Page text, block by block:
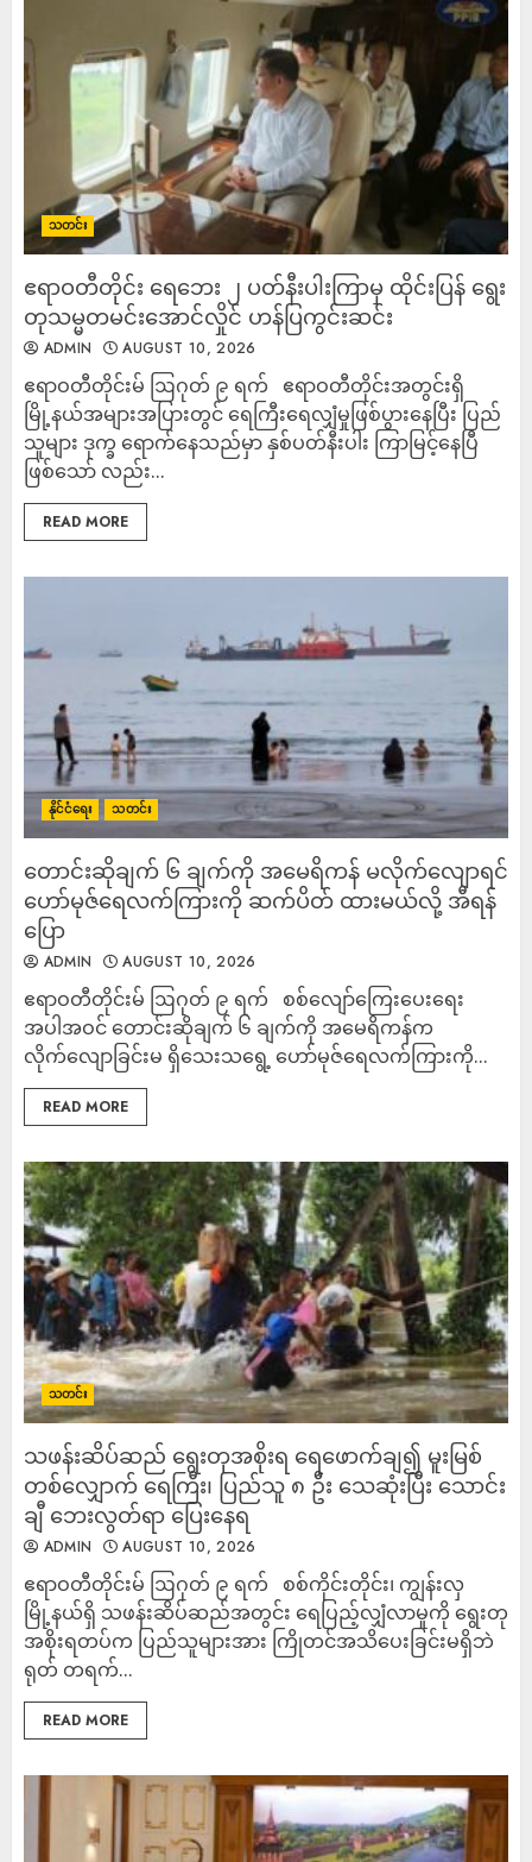
သတင်း
ဧရာဝတီတိုင်း ရေဘေး ၂ ပတ်နီးပါးကြာမှ ထိုင်းပြန် ရွေး
တုသမ္မတမင်းအောင်လှိုင် ဟန်ပြကွင်းဆင်း
ADMIN AUGUST 10, 2026
ဧရာဝတီတိုင်းမ် ဩဂုတ် ၉ ရက် ဧရာဝတီတိုင်းအတွင်းရှိ
မြို့နယ်အများအပြားတွင် ရေကြီးရေလျှံမှုဖြစ်ပွားနေပြီး ပြည်
သူများ ဒုက္ခ ရောက်နေသည်မှာ နှစ်ပတ်နီးပါး ကြာမြင့်နေပြီ
ဖြစ်သော် လည်း...
READ MORE
နိုင်ငံရေး သတင်း
တောင်းဆိုချက် ၆ ချက်ကို အမေရိကန် မလိုက်လျောရင်
ဟော်မုဇ်ရေလက်ကြားကို ဆက်ပိတ် ထားမယ်လို့ အီရန်
ပြော
ADMIN AUGUST 10, 2026
ဧရာဝတီတိုင်းမ် ဩဂုတ် ၉ ရက် စစ်လျော်ကြေးပေးရေး
အပါအဝင် တောင်းဆိုချက် ၆ ချက်ကို အမေရိကန်က
လိုက်လျောခြင်းမ ရှိသေးသရွေ့ ဟော်မုဇ်ရေလက်ကြားကို...
READ MORE
သတင်း
သဖန်းဆိပ်ဆည် ရွေးတုအစိုးရ ရေဖောက်ချ၍ မူးမြစ်
တစ်လျှောက် ရေကြီး၊ ပြည်သူ ၈ ဦး သေဆုံးပြီး သောင်း
ချီ ဘေးလွတ်ရာ ပြေးနေရ
ADMIN AUGUST 10, 2026
ဧရာဝတီတိုင်းမ် ဩဂုတ် ၉ ရက် စစ်ကိုင်းတိုင်း၊ ကျွန်းလှ
မြို့နယ်ရှိ သဖန်းဆိပ်ဆည်အတွင်း ရေပြည့်လျှံလာမှုကို ရွေးတု
အစိုးရတပ်က ပြည်သူများအား ကြိုတင်အသိပေးခြင်းမရှိဘဲ
ရုတ် တရက်...
READ MORE